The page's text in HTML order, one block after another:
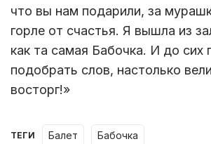
что вы нам подарили, за
горле от счастья. Я вышла из
как та самая Бабочка. И до сих
подобрать слов, настолько
восторг!»
ТЕГИ балет бабочка